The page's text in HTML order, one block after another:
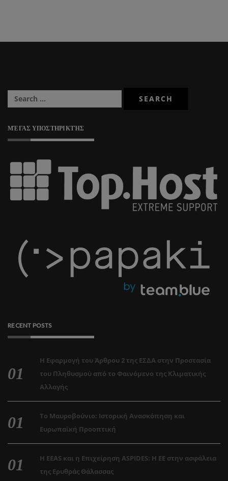
ΜΈΓΑΣ ΥΠΟΣΤΗΡΙΚΤΉΣ
RECENT POSTS
Η Εφαρμογή του Άρθρου 2 της ΕΣΔΑ στην Προστασία
του Πληθυσμού από το Φαινόμενο της Κλιματικής
Αλλαγής
Το Μαυροβούνιο: Ιστορική Ανασκόπηση και
Ευρωπαϊκή Προοπτική
Η EEAS και η Επιχείρηση ASPIDES: Η ΕΕ στην ασφάλεια
της Ερυθράς Θάλασσας